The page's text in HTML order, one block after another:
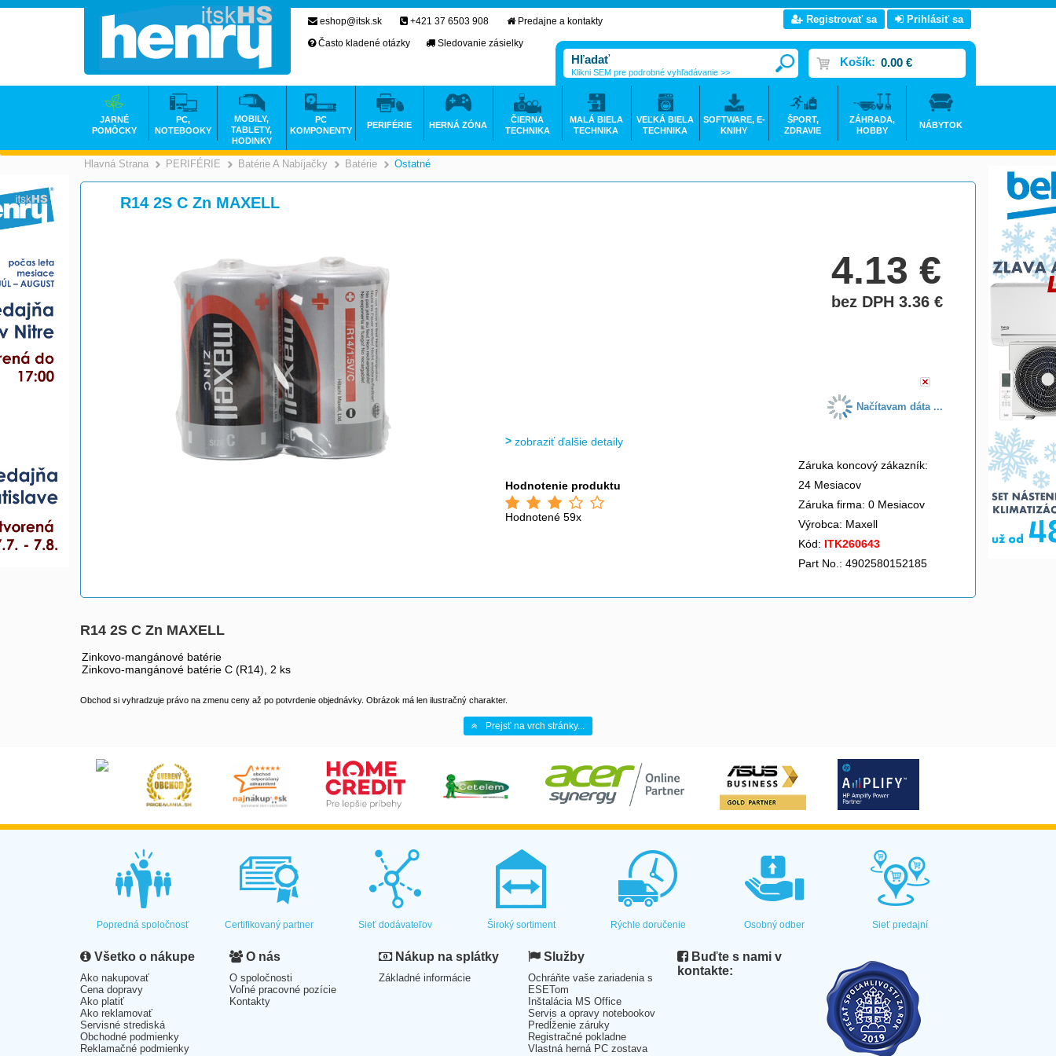
Hlavná Strana >
PERIFÉRIE >
Batérie A Nabíjačky >
Batérie > Ostatné
R14 2S C Zn MAXELL
4.13€
bez DPH 3.36€
Načítavam dáta ...
zobraziť ďalšie detaily
Hodnotenie produktu
Hodnotené 59x
Záruka koncový zákazník:
24 Mesiacov
Záruka firma: 0 Mesiacov
Výrobca: Maxell
Kód: ITK260643
Part No.: 4902580152185
R14 2S C Zn MAXELL
Zinkovo-mangánové batérie
Zinkovo-mangánové batérie C (R14), 2 ks
Obchod si vyhradzuje právo na zmenu ceny až po potvrdenie objednávky. Obrázok má len ilustračný charakter.
Prejsť na vrch stránky...
eshop@itsk.sk +421 37 6503 908
Predajne a kontakty
Často kladené otázky
Sledovanie zásielky
Registrovať sa Prihlásiť sa
Košík: 0.00 €
Klikni SEM pre podrobné vyhľadávanie >>
JARNÉ
POMÔCKY
PC,
NOTEBOOKY
MOBILY,
TABLETY,
HODINKY
PC
KOMPONENTY
PERIFÉRIE HERNÁ ZÓNA
ČIERNA
TECHNIKA
MALÁ BIELA
TECHNIKA
VEĽKÁ BIELA
TECHNIKA
SOFTWARE, E-
KNIHY
ŠPORT,
ZDRAVIE
ZÁHRADA,
HOBBY
NÁBYTOK
Popredná spoločnosť Certifikovaný partner Sieť dodávateľov Široký sortiment Rýchle doručenie Osobný odber Sieť predajní
Všetko o nákupe
Ako nakupovať
Cena dopravy
Ako platiť
Ako reklamovať
Servisné strediská
Obchodné podmienky
Reklamačné podmienky
O nás
O spoločnosti
Voľné pracovné pozície
Kontakty
Nákup na splátky
Základné informácie
Služby
Ochráňte vaše zariadenia s
ESETom
Inštalácia MS Office
Servis a opravy notebookov
Predĺženie záruky
Registračné pokladne
Vlastná herná PC zostava
Buďte s nami v
kontakte: